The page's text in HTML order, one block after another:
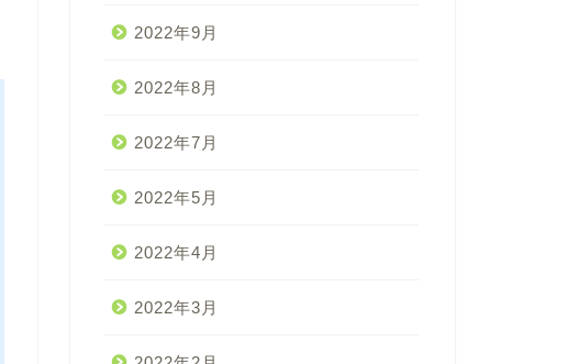
2022年9月
2022年8月
2022年7月
2022年5月
2022年4月
2022年3月